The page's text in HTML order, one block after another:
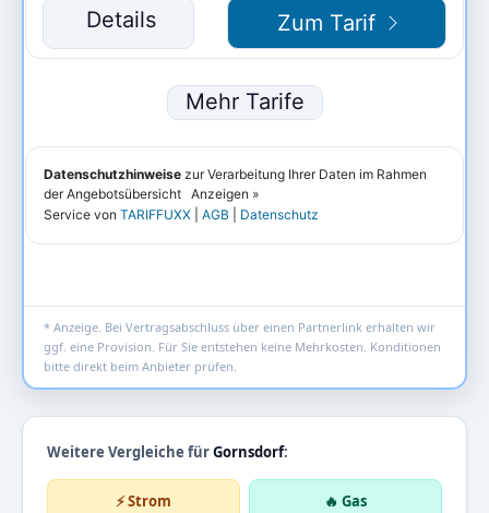
* Anzeige. Bei Vertragsabschluss über einen Partnerlink erhalten wir
ggf. eine Provision. Für Sie entstehen keine Mehrkosten. Konditionen
bitte direkt beim Anbieter prüfen.
Weitere Vergleiche fürGornsdorf:
⚡ Strom 🔥 Gas